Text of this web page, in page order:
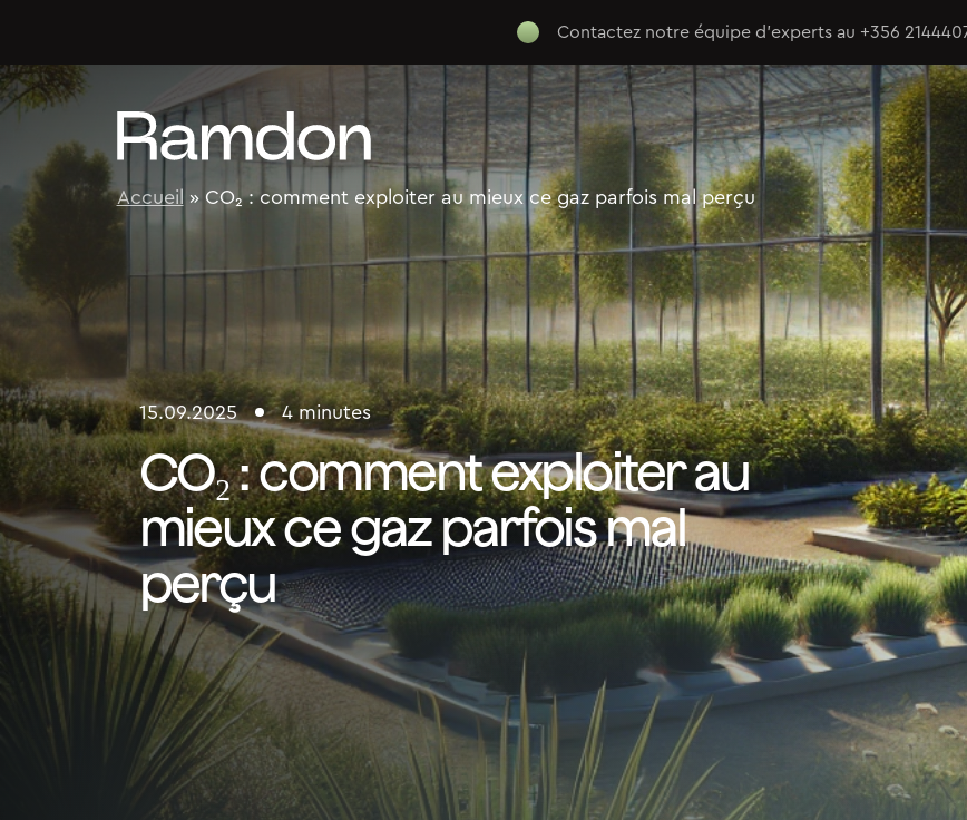
Contactez notre équipe d’experts au +356
Accueil » CO₂ : comment exploiter au mieux ce gaz parfois mal perçu
15.09.2025 4 minutes
CO₂ : comment exploiter au
mieux ce gaz parfois mal
perçu